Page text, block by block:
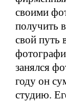
своими
получить
свой путь
занялся
году он
студию.